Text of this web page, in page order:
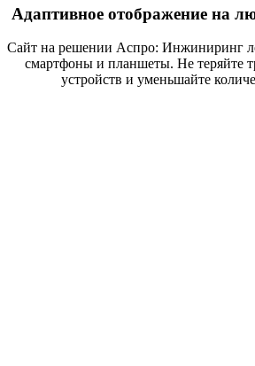
Адаптивное отображение на
Сайт на решении Аспро: Инжиниринг
смартфоны и планшеты. Не теряйте
устройств и уменьшайте